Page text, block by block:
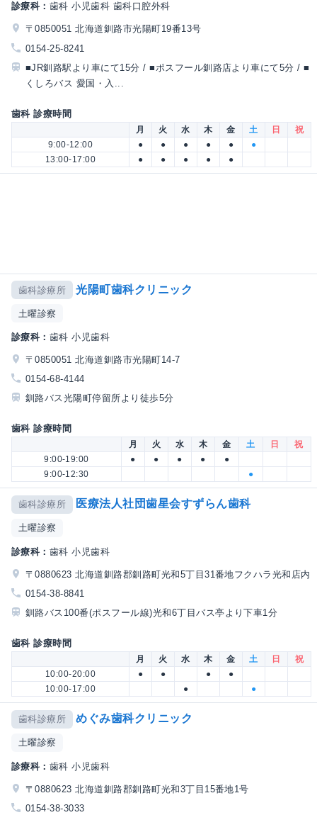
診療科： 歯科 小児歯科 歯科口腔外科
〒0850051 北海道釧路市光陽町19番13号
0154-25-8241
■JR釧路駅より車にて15分 / ■ポスフール釧路店より車にて5分 / ■
くしろバス 愛国・入...
歯科 診療時間
月 火 水 木 金 土 日
祝
9:00-12:00
● ● ● ● ●
●
13:00-17:00
● ● ● ● ●
歯科診療所 光陽町歯科クリニック
土曜診察
診療科： 歯科 小児歯科
〒0850051 北海道釧路市光陽町14-7
0154-68-4144
釧路バス光陽町停留所より徒歩5分
歯科 診療時間
月 火 水 木 金 土 日
祝
9:00-19:00
● ● ● ●
●
9:00-12:30
●
歯科診療所 医療法人社団歯星会すずらん歯科
土曜診察
診療科： 歯科 小児歯科
〒0880623 北海道釧路郡釧路町光和5丁目31番地フクハラ光和店内
0154-38-8841
釧路バス100番(ポスフール線)光和6丁目バス亭より下車1分
歯科 診療時間
月 火 水 木 金 土 日
祝
10:00-20:00
● ● ●
●
10:00-17:00
● ●
歯科診療所 めぐみ歯科クリニック
土曜診察
診療科： 歯科 小児歯科
〒0880623 北海道釧路郡釧路町光和3丁目15番地1号
0154-38-3033